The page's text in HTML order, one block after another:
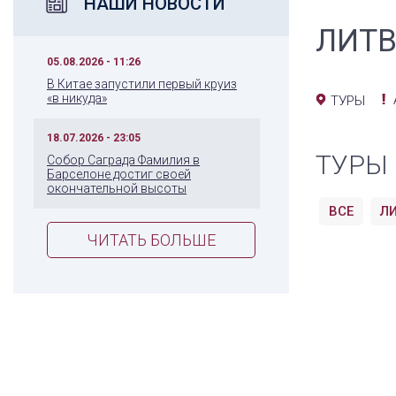
05.08.2026 - 11:26
В Китае запустили первый круиз
«в никуда»
18.07.2026 - 23:05
Собор Саграда Фамилия в
Барселоне достиг своей
окончательной высоты
ЧИТАТЬ БОЛЬШЕ
ТУРЫ
ТУРЫ
ВСЕ